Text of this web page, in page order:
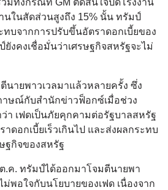
วมทั้งกรณีที่ GM ตัดสินใจปิดโรงงาน
ในสัดส่วนสูงถึง 15% นั้น ทรัมป์
ทบจากการปรับขึ้นอัตราดอกเบี้ยของ
ยังคงเชื่อมั่นว่าเศรษฐกิจสหรัฐจะไม่
นายพาวเวลมาแล้วหลายครั้ง ซึ่ง
าษณ์กับสำนักข่าวฟ็อกซ์เมื่อช่วง
า เฟดเป็นภัยคุกคามต่อรัฐบาลสหรัฐ
ดอกเบี้ยเร็วเกินไป และส่งผลกระทบ
ฐกิจของสหรัฐ
.ค. ทรัมป์ได้ออกมาโจมตีนายพา
ม่พอใจกับนโยบายของเฟด เนื่องจาก